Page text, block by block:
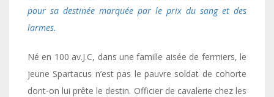
pour sa destinée marquée par le prix du sang et des
larmes.
Né en 100 av.J.C, dans une famille aisée de fermiers, le
jeune Spartacus n’est pas le pauvre soldat de cohorte
dont-on lui prête le destin. Officier de cavalerie chez les